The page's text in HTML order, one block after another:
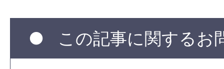
この記事に関するお